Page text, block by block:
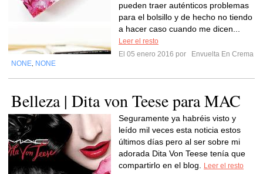
pueden traer auténticos problemas
para el bolsillo y de hecho no tiendo
a hacer caso cuando me dicen...
Leer el resto
El 05 enero 2016 por
Envuelta En Crema
NONE NONE
Belleza | Dita von Teese para MAC
Seguramente ya habréis visto y
leído mil veces esta noticia estos
últimos días pero al ser sobre mi
adorada Dita Von Teese tenía que
compartirlo en el blog.
Leer el resto